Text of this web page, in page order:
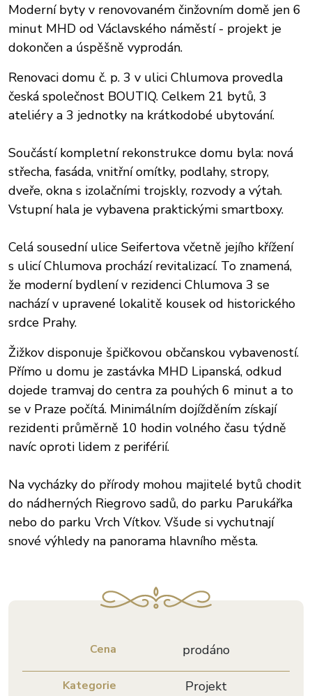
Moderní byty v renovovaném činžovním domě jen 6
minut MHD od Václavského náměstí - projekt je
dokončen a úspěšně vyprodán.
Renovaci domu č. p. 3 v ulici Chlumova provedla
česká společnost BOUTIQ. Celkem 21 bytů, 3
ateliéry a 3 jednotky na krátkodobé ubytování.
Součástí kompletní rekonstrukce domu byla: nová
střecha, fasáda, vnitřní omítky, podlahy, stropy,
dveře, okna s izolačními trojskly, rozvody a výtah.
Vstupní hala je vybavena praktickými smartboxy.
Celá sousední ulice Seifertova včetně jejího křížení
s ulicí Chlumova prochází revitalizací. To znamená,
že moderní bydlení v rezidenci Chlumova 3 se
nachází v upravené lokalitě kousek od historického
srdce Prahy.
Žižkov disponuje špičkovou občanskou vybaveností.
Přímo u domu je zastávka MHD Lipanská, odkud
dojede tramvaj do centra za pouhých 6 minut a to
se v Praze počítá. Minimálním dojížděním získají
rezidenti průměrně 10 hodin volného času týdně
navíc oproti lidem z periférií.
Na vycházky do přírody mohou majitelé bytů chodit
do nádherných Riegrovo sadů, do parku Parukářka
nebo do parku Vrch Vítkov. Všude si vychutnají
snové výhledy na panorama hlavního města.
Cena prodáno
Kategorie Projekt